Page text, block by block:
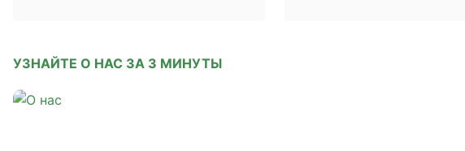
УЗНАЙТЕ О НАС ЗА 3 МИНУТЫ